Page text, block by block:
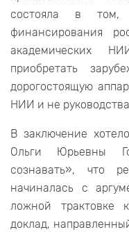
состояла в том,
финансирования
академических
приобретать
дорогостоящую
НИИ и не
В заключение
Ольги Юрьевны
сознавать», что
начиналась с
ложной трактовке
доклад,